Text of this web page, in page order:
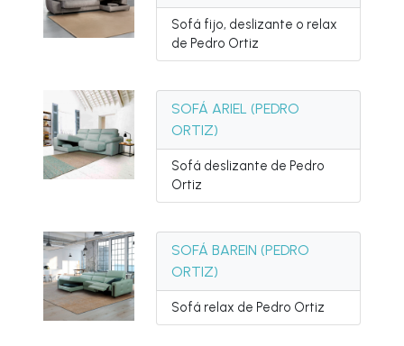
Sofá fijo, deslizante o relax
de Pedro Ortiz
SOFÁ ARIEL (PEDRO
ORTIZ)
Sofá deslizante de Pedro
Ortiz
SOFÁ BAREIN (PEDRO
ORTIZ)
Sofá relax de Pedro Ortiz